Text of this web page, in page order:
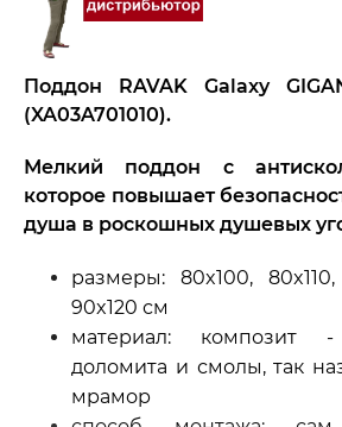
Поддон RAVAK Galaxy
(XA03A701010).
Мелкий поддон с
которое повышает
душа в роскошных душевых
размеры: 80x100,
90x120 см
материал: композит
доломита и смолы, так
мрамор